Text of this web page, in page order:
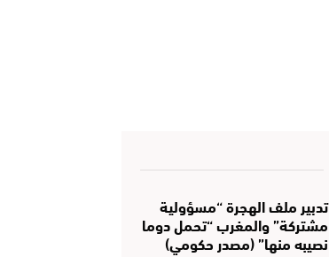
تدبير ملف الهجرة “مسؤولية
مشتركة” والمغرب “تحمل دوما
نصيبه منها” (مصدر حكومي)